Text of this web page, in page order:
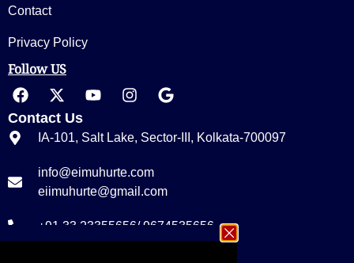
Contact
Privacy Policy
Follow US
Contact Us
IA-101, Salt Lake, Sector-III, Kolkata-700097
info@eimuhurte.com
eiimuhurte@gmail.com
+91 33 23355656/ 9674535656